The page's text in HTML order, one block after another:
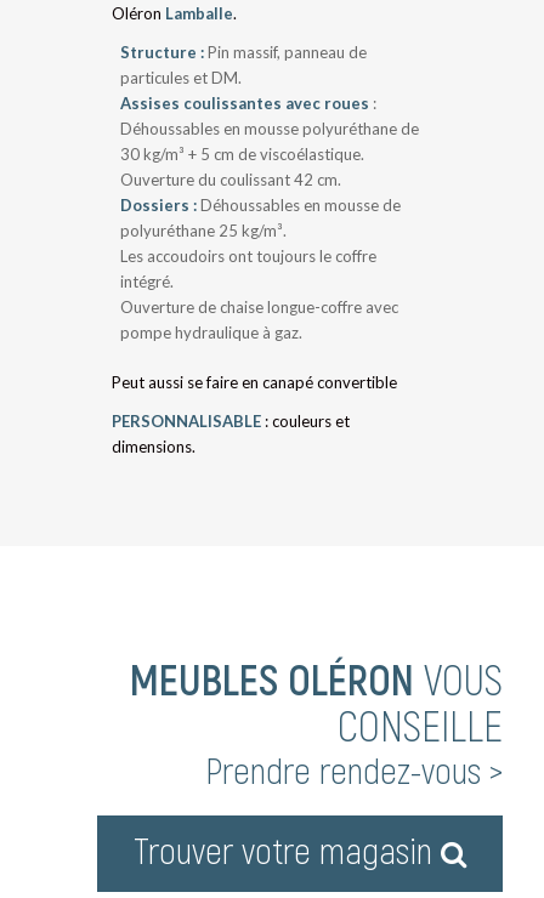
Oléron Lamballe.
Structure :Pin massif, panneau de
particules et DM.
Assises coulissantes avec roues :
Déhoussables en mousse polyuréthane de
30 kg/m³ + 5 cm de viscoélastique.
Ouverture du coulissant 42 cm.
Dossiers :Déhoussables en mousse de
polyuréthane 25 kg/m³.
Les accoudoirs ont toujours le coffre
intégré.
Ouverture de chaise longue-coffre avec
pompe hydraulique à gaz.
Peut aussi se faire en canapé convertible
PERSONNALISABLE : couleurs et
dimensions.
MEUBLES OLÉRON VOUS
CONSEILLE
Prendre rendez-vous >
Trouver votre magasin